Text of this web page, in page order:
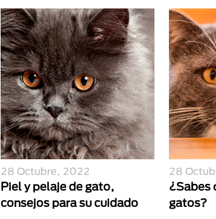
28 Octubre, 2022
Piel y pelaje de gato,
consejos para su cuidado
28
¿Sabes
gatos?